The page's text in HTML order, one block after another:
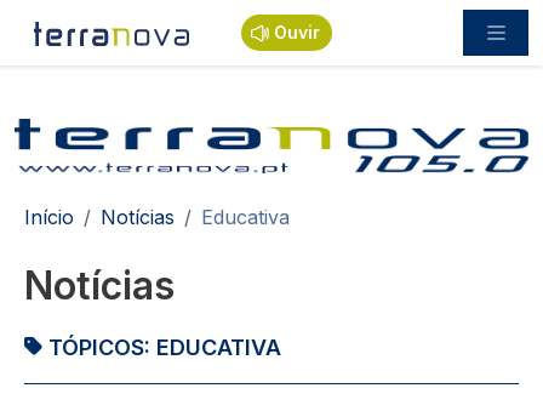
Passar para o conteúdo principal
Ouvir
Navegação estrutural
Início Notícias Educativa
Notícias
TÓPICOS: EDUCATIVA